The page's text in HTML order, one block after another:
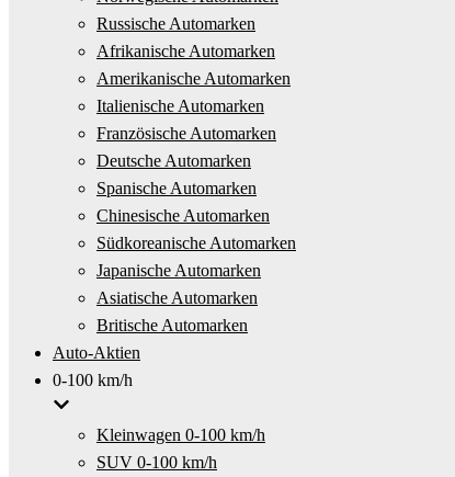
Russische Automarken
Afrikanische Automarken
Amerikanische Automarken
Italienische Automarken
Französische Automarken
Deutsche Automarken
Spanische Automarken
Chinesische Automarken
Südkoreanische Automarken
Japanische Automarken
Asiatische Automarken
Britische Automarken
Auto-Aktien
0-100 km/h
Kleinwagen 0-100 km/h
SUV 0-100 km/h